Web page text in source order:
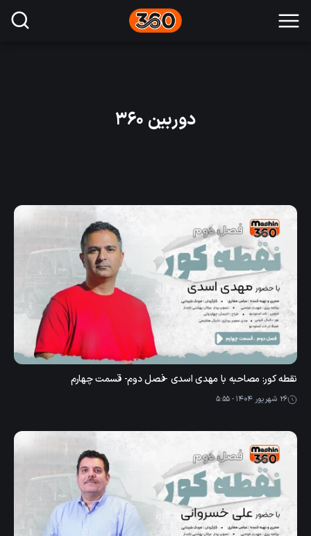
دوربین ۳۶۰
نقطه کور: مصاحبه با مهدی اسدی -فصل دوم- قسمت چهارم
26 شهریور 1404 - 5:55